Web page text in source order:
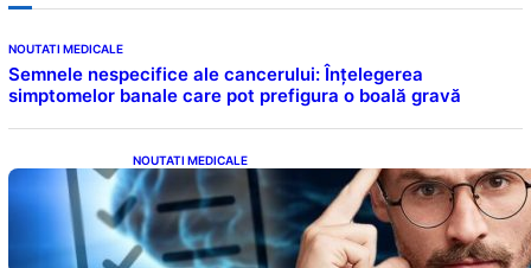
NOUTATI MEDICALE
Semnele nespecifice ale cancerului: Înțelegerea
simptomelor banale care pot prefigura o boală gravă
NOUTATI MEDICALE
Inteligența dincolo de note: Semnele unui IQ
ridicat care nu țin de școală